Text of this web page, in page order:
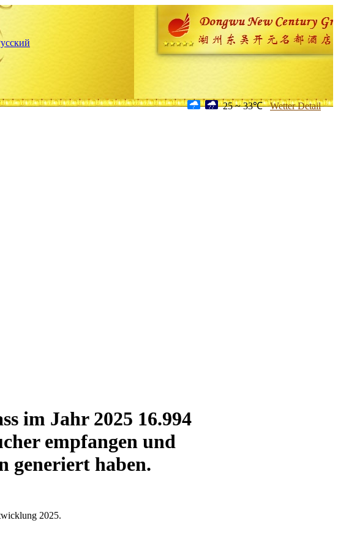
25 ~ 33℃ Wetter Detail
im Jahr 2025 16.994
empfangen und
generiert haben.
2025.